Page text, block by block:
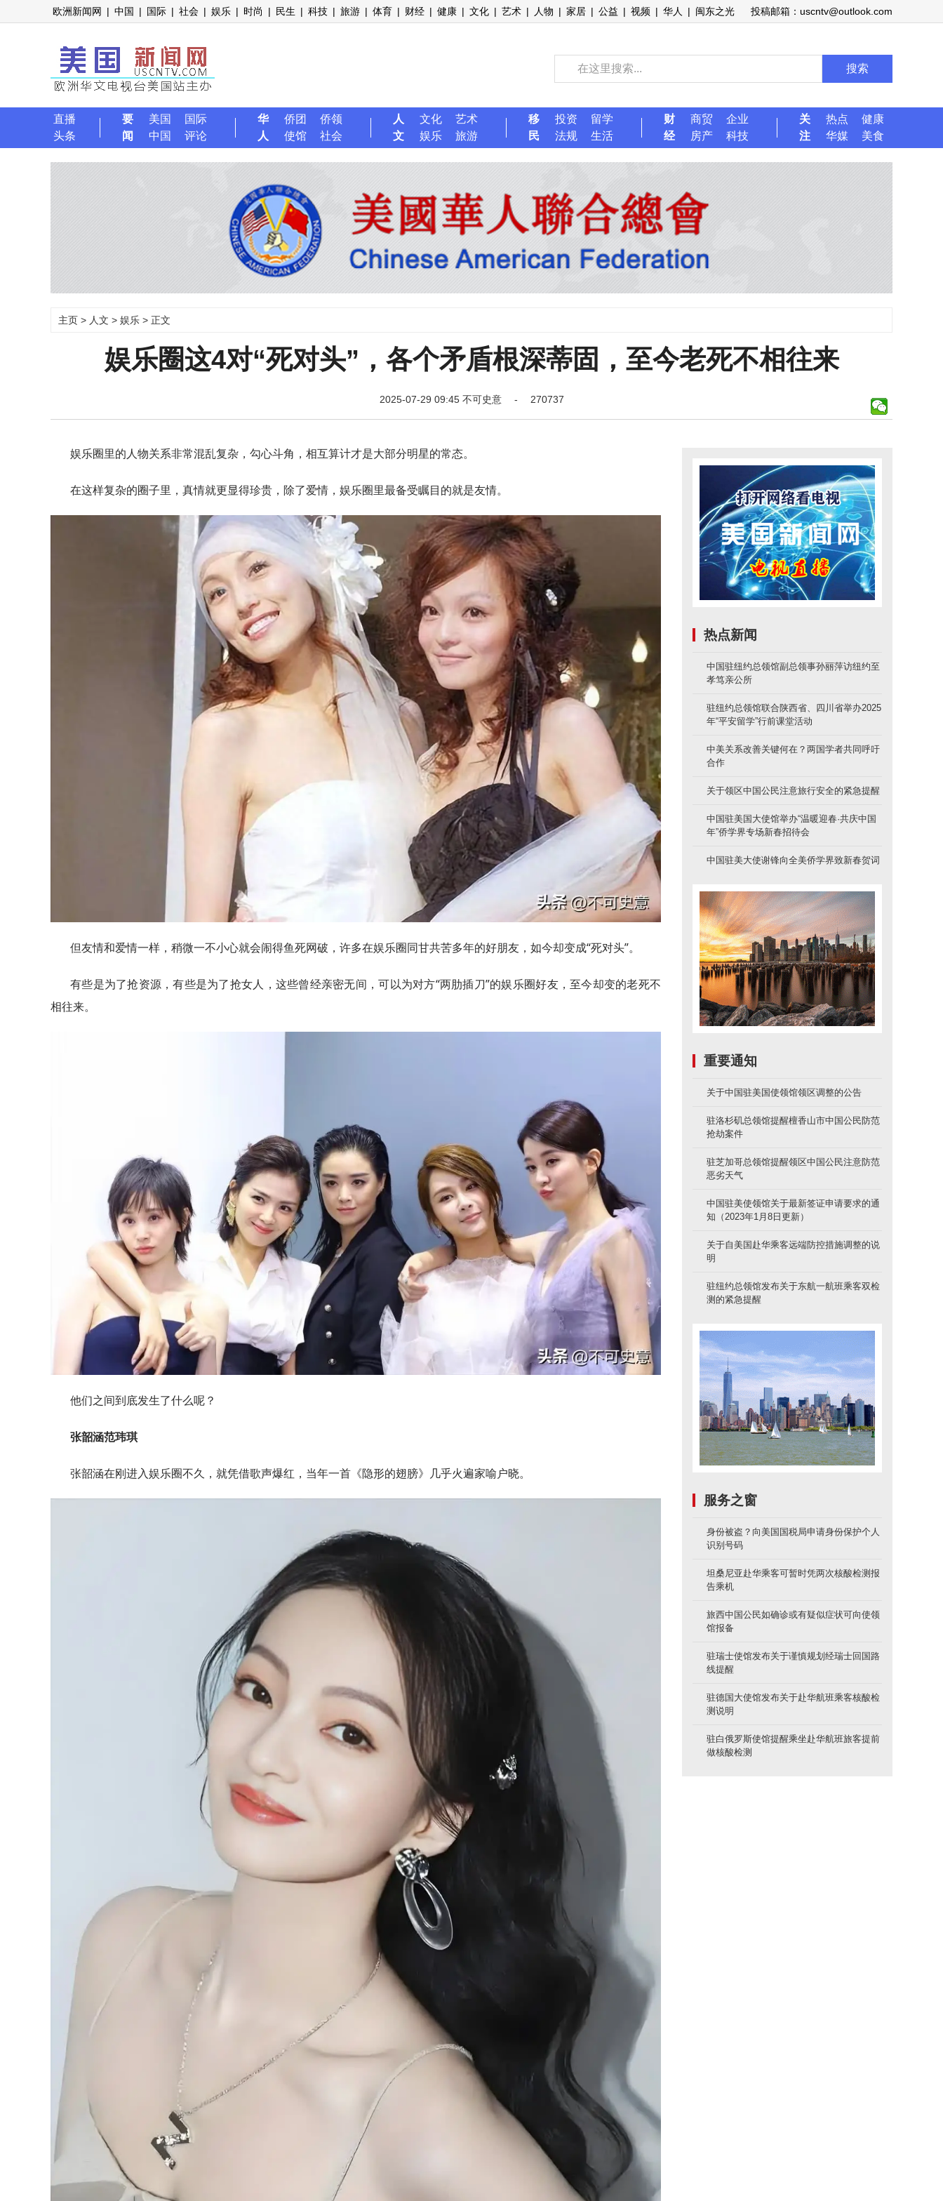
欧洲新闻网 | 中国 | 国际 | 社会 | 娱乐 | 时尚 | 民生 | 科技 | 旅游 | 体育 | 财经 | 健康 | 文化 | 艺术 | 人物 | 家居 | 公益 | 视频 | 华人 | 闽东之光 投稿邮箱：uscntv@outlook.com
搜索
直播
头条
要
闻
美国
国际
中国
评论
华
人
侨团
侨领
使馆
社会
人
文
文化
艺术
娱乐
旅游
移
民
投资
留学
法规
生活
财
经
商贸
企业
房产
科技
关
注
热点
健康
华媒
美食
主页 > 人文 > 娱乐 > 正文
娱乐圈这4对“死对头”，各个矛盾根深蒂固，至今老死不相往来
2025-07-29 09:45 不可史意 - 270737
娱乐圈里的人物关系非常混乱复杂，勾心斗角，相互算计才是大部分明星的常态。
在这样复杂的圈子里，真情就更显得珍贵，除了爱情，娱乐圈里最备受瞩目的就是友情。
但友情和爱情一样，稍微一不小心就会闹得鱼死网破，许多在娱乐圈同甘共苦多年的好朋友，如今却变成“死对头”。
有些是为了抢资源，有些是为了抢女人，这些曾经亲密无间，可以为对方“两肋插刀”的娱乐圈好友，至今却变的老死不
相往来。
他们之间到底发生了什么呢？
张韶涵范玮琪
张韶涵在刚进入娱乐圈不久，就凭借歌声爆红，当年一首《隐形的翅膀》几乎火遍家喻户晓。
热点新闻
中国驻纽约总领馆副总领事孙丽萍访纽约至
孝笃亲公所
驻纽约总领馆联合陕西省、四川省举办2025
年“平安留学”行前课堂活动
中美关系改善关键何在？两国学者共同呼吁
合作
关于领区中国公民注意旅行安全的紧急提醒
中国驻美国大使馆举办“温暖迎春·共庆中国
年”侨学界专场新春招待会
中国驻美大使谢锋向全美侨学界致新春贺词
重要通知
关于中国驻美国使领馆领区调整的公告
驻洛杉矶总领馆提醒檀香山市中国公民防范
抢劫案件
驻芝加哥总领馆提醒领区中国公民注意防范
恶劣天气
中国驻美使领馆关于最新签证申请要求的通
知（2023年1月8日更新）
关于自美国赴华乘客远端防控措施调整的说
明
驻纽约总领馆发布关于东航一航班乘客双检
测的紧急提醒
服务之窗
身份被盗？向美国国税局申请身份保护个人
识别号码
坦桑尼亚赴华乘客可暂时凭两次核酸检测报
告乘机
旅西中国公民如确诊或有疑似症状可向使领
馆报备
驻瑞士使馆发布关于谨慎规划经瑞士回国路
线提醒
驻德国大使馆发布关于赴华航班乘客核酸检
测说明
驻白俄罗斯使馆提醒乘坐赴华航班旅客提前
做核酸检测